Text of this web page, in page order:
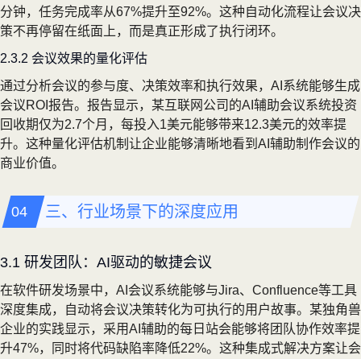
分钟，任务完成率从67%提升至92%。这种自动化流程让会议决
策不再停留在纸面上，而是真正形成了执行闭环。
2.3.2 会议效果的量化评估
通过分析会议的参与度、决策效率和执行效果，AI系统能够生成
会议ROI报告。报告显示，某互联网公司的AI辅助会议系统投资
回收期仅为2.7个月，每投入1美元能够带来12.3美元的效率提
升。这种量化评估机制让企业能够清晰地看到AI辅助制作会议的
商业价值。
三、行业场景下的深度应用
3.1 研发团队：AI驱动的敏捷会议
在软件研发场景中，AI会议系统能够与Jira、Confluence等工具
深度集成，自动将会议决策转化为可执行的用户故事。某独角兽
企业的实践显示，采用AI辅助的每日站会能够将团队协作效率提
升47%，同时将代码缺陷率降低22%。这种集成式解决方案让会